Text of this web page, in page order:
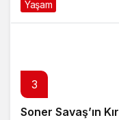
Yaşam
3
Soner Savaş’ın